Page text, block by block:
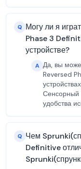
Q Могу ли я
Phase 3
устройстве?
A Да, вы
Reversed
Сенсорный
удобства
Q Чем
Definitive